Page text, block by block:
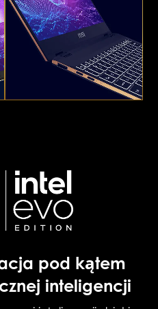
pod kątem
inteligencji